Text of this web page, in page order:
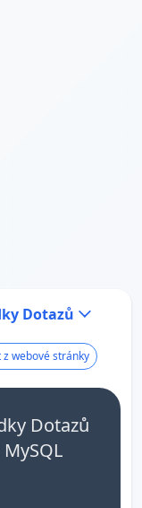
Dotazů
z webové stránky
Dotazů